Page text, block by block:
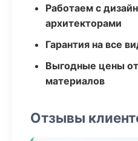
Работаем с
архитекторами
Гарантия на все
Выгодные цены
материалов
Отзывы